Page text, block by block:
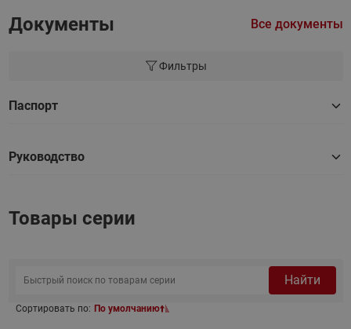
Документы Все документы
Фильтры
Паспорт
Руководство
Товары серии
Найти
Сортировать по: По умолчанию